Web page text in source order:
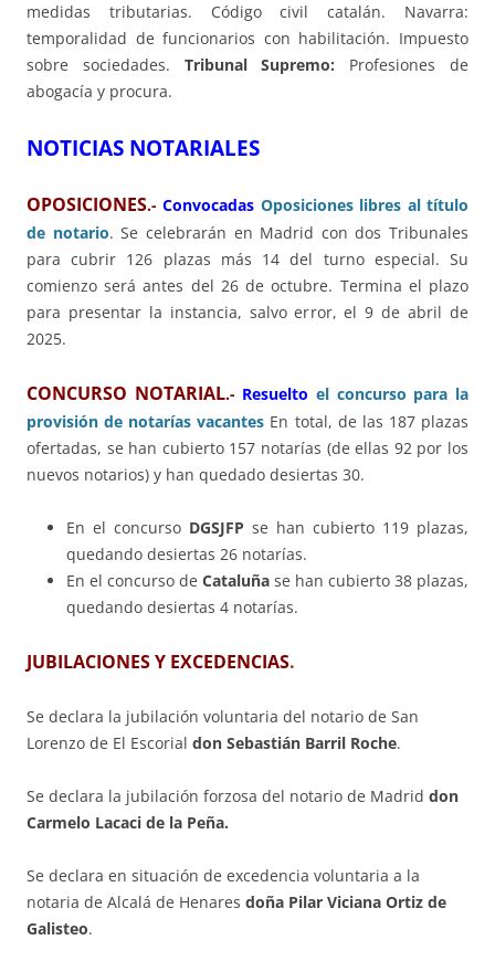
medidas tributarias. Código civil catalán. Navarra:
temporalidad de funcionarios con habilitación. Impuesto
sobre sociedades. Tribunal Supremo: Profesiones de
abogacía y procura.
NOTICIAS NOTARIALES
OPOSICIONES.-Convocadas Oposiciones libres al título
de notario. Se celebrarán en Madrid con dos Tribunales
para cubrir 126 plazas más 14 del turno especial. Su
comienzo será antes del 26 de octubre. Termina el plazo
para presentar la instancia, salvo error, el 9 de abril de
2025.
CONCURSO NOTARIAL.-Resueltoel concurso para la
provisión de notarías vacantes En total, de las 187 plazas
ofertadas, se han cubierto 157 notarías (de ellas 92 por los
nuevos notarios) y han quedado desiertas 30.
En el concurso DGSJFP se han cubierto 119 plazas,
quedando desiertas 26 notarías.
En el concurso de Cataluña se han cubierto 38 plazas,
quedando desiertas 4 notarías.
JUBILACIONES Y EXCEDENCIAS.
Se declara la jubilación voluntaria del notario de San
Lorenzo de El Escorial don Sebastián Barril Roche.
Se declara la jubilación forzosa del notario de Madrid don
Carmelo Lacaci de la Peña.
Se declara en situación de excedencia voluntaria a la
notaria de Alcalá de Henares doña Pilar Viciana Ortiz de
Galisteo.